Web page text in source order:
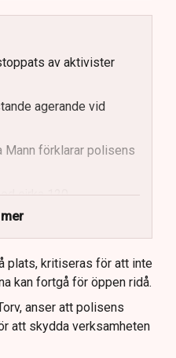
av aktivister
agerande vid
Mann förklarar polisens
cirka 120
uniformerad polis
när det gäller
och gränser.
plats, kritiseras för att inte
kan fortgå för öppen ridå.
anser att polisens
att skydda verksamheten